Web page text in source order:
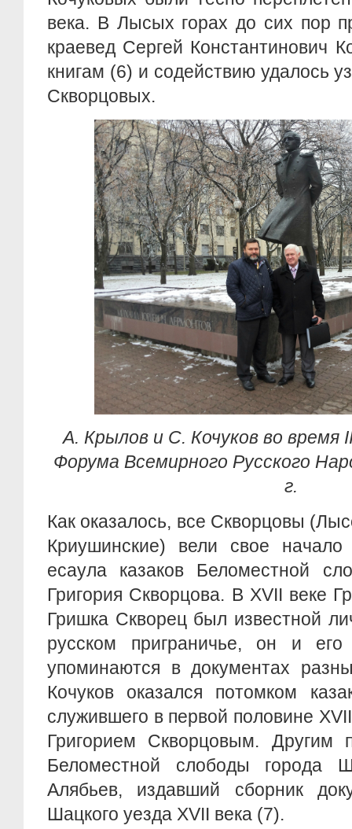
века. В Лысых горах до сих пор
краевед Сергей Константинович
книгам (6) и содействию удалось
Скворцовых.
А. Крылов и С. Кочуков во время
Форума Всемирного Русского
г.
Как оказалось, все Скворцовы
Криушинские) вели свое
есаула казаков Беломестной
Григория Скворцова. В XVII веке
Гришка Скворец был известной
русском приграничье, он и
упоминаются в документах
Кочуков оказался потомком
служившего в первой половине
Григорием Скворцовым. Другим
Беломестной слободы города
Алябьев, издавший сборник
Шацкого уезда XVII века (7).